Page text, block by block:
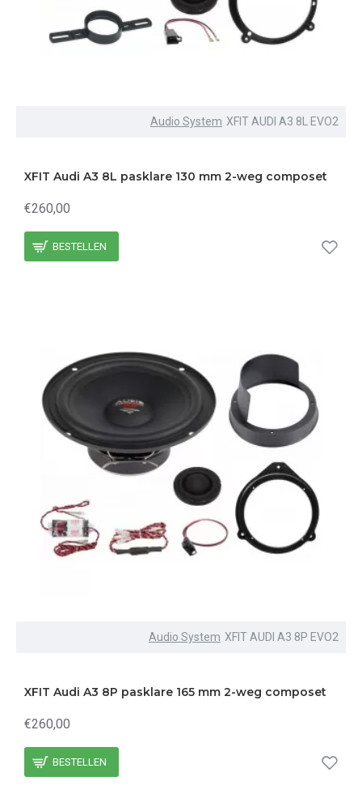
Audio System XFIT AUDI A3 8L EVO2
XFIT Audi A3 8L pasklare 130 mm 2-weg composet
€260,00
BESTELLEN
Audio System XFIT AUDI A3 8P EVO2
XFIT Audi A3 8P pasklare 165 mm 2-weg composet
€260,00
BESTELLEN